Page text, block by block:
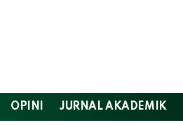
OPINI JURNAL AKADEMIK